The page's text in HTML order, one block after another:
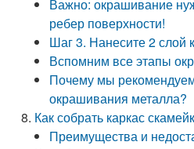
Важно: окрашивание
ребер поверхности!
Шаг 3. Нанесите 2 слой
Вспомним все этапы
Почему мы
окрашивания металла?
Как собрать каркас
Преимущества и